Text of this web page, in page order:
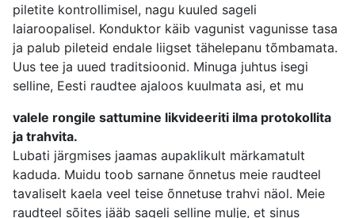
piletite kontrollimisel, nagu kuuled sageli
laiaroopalisel. Konduktor käib vagunist vagunisse tasa
ja palub pileteid endale liigset tähelepanu tõmbamata.
Uus tee ja uued traditsioonid. Minuga juhtus isegi
selline, Eesti raudtee ajaloos kuulmata asi, et mu
valele rongile sattumine likvideeriti ilma protokollita
ja trahvita.
Lubati järgmises jaamas aupaklikult märkamatult
kaduda. Muidu toob sarnane õnnetus meie raudteel
tavaliselt kaela veel teise õnnetuse trahvi näol. Meie
raudteel sõites jääb sageli selline mulje, et sinus